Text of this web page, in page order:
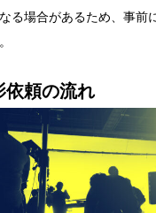
る場合があるため、事前
依頼の流れ